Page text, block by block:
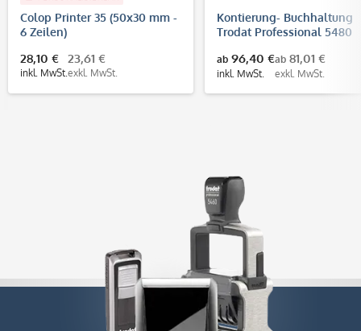
Colop Printer 35 (50x30 mm -
6 Zeilen)
28,10 €
inkl. MwSt.
23,61 €
exkl. MwSt.
Kontierung- Buchhaltung
Trodat Professional 5480
ab 96,40 €
inkl. MwSt.
ab 81,01 €
exkl. MwSt.